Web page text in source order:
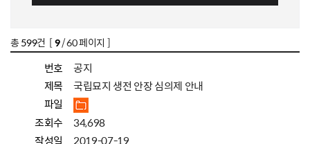
총 599건 [9/ 60 페이지 ]
번호
공지
제목
국립묘지 생전 안장 심의제 안내
파일
조회수
34,698
작성일
2019-07-19